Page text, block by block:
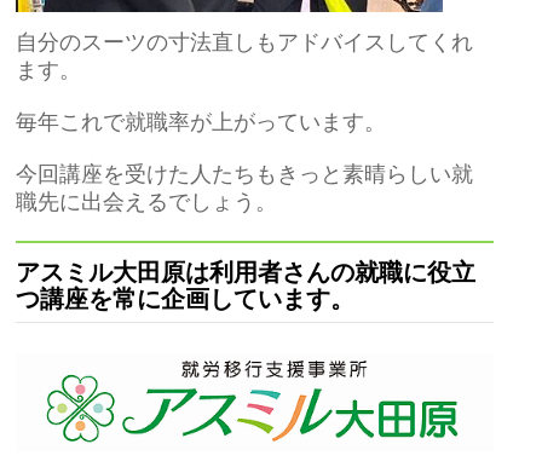
自分のスーツの寸法直しもアドバイスしてくれ
ます。
毎年これで就職率が上がっています。
今回講座を受けた人たちもきっと素晴らしい就
職先に出会えるでしょう。
アスミル大田原は利用者さんの就職に役立
つ講座を常に企画しています。